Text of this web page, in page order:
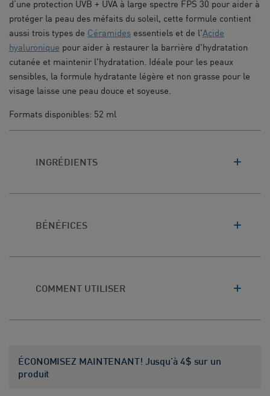
d’une protection UVB + UVA à large spectre FPS 30 pour aider à
protéger la peau des méfaits du soleil, cette formule contient
aussi trois types de Céramides essentiels et de l'Acide
hyaluronique pour aider à restaurer la barrière d'hydratation
cutanée et maintenir l'hydratation. Idéale pour les peaux
sensibles, la formule hydratante légère et non grasse pour le
visage laisse une peau douce et soyeuse.
Formats disponibles: 52 ml
INGRÉDIENTS
BÉNÉFICES
COMMENT UTILISER
ÉCONOMISEZ MAINTENANT! Jusqu'à 4$ sur un
produit